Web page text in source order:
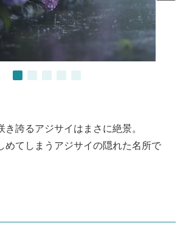
誇るアジサイはまさに絶景。
めてしまうアジサイの隠れた名所で